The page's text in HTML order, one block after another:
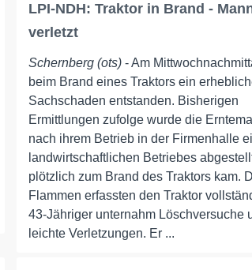
LPI-NDH: Traktor in Brand -
verletzt
Schernberg (ots) - Am
beim Brand eines Traktors ein
Sachschaden entstanden. Bisherigen
Ermittlungen zufolge wurde die
nach ihrem Betrieb in der Firmenhalle
landwirtschaftlichen Betriebes
plötzlich zum Brand des Traktors kam.
Flammen erfassten den Traktor
43-Jähriger unternahm Löschversuche
leichte Verletzungen. Er ...